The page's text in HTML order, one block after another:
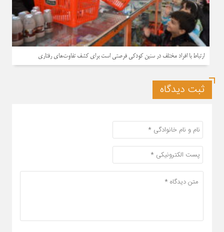
ارتباط با افراد مختلف در سنین کودکی فرصتی است برای کشف تفاوت‌های رفتاری
ثبت دیدگاه